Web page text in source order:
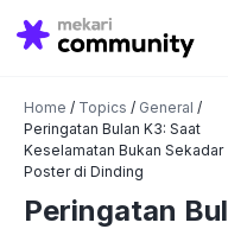
Search
for:
Home / Topics / General /
Peringatan Bulan K3: Saat
Keselamatan Bukan Sekadar
Poster di Dinding
Peringatan